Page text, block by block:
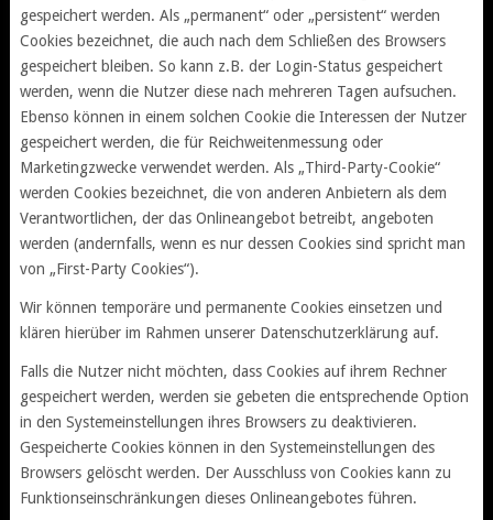
gespeichert werden. Als „permanent“ oder „persistent“ werden
Cookies bezeichnet, die auch nach dem Schließen des Browsers
gespeichert bleiben. So kann z.B. der Login-Status gespeichert
werden, wenn die Nutzer diese nach mehreren Tagen aufsuchen.
Ebenso können in einem solchen Cookie die Interessen der Nutzer
gespeichert werden, die für Reichweitenmessung oder
Marketingzwecke verwendet werden. Als „Third-Party-Cookie“
werden Cookies bezeichnet, die von anderen Anbietern als dem
Verantwortlichen, der das Onlineangebot betreibt, angeboten
werden (andernfalls, wenn es nur dessen Cookies sind spricht man
von „First-Party Cookies“).
Wir können temporäre und permanente Cookies einsetzen und
klären hierüber im Rahmen unserer Datenschutzerklärung auf.
Falls die Nutzer nicht möchten, dass Cookies auf ihrem Rechner
gespeichert werden, werden sie gebeten die entsprechende Option
in den Systemeinstellungen ihres Browsers zu deaktivieren.
Gespeicherte Cookies können in den Systemeinstellungen des
Browsers gelöscht werden. Der Ausschluss von Cookies kann zu
Funktionseinschränkungen dieses Onlineangebotes führen.